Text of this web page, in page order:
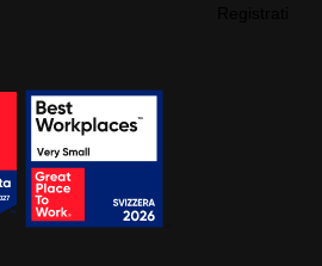
Zugang!
Tipps, Vorlagen und
Liste von interessanten Tools